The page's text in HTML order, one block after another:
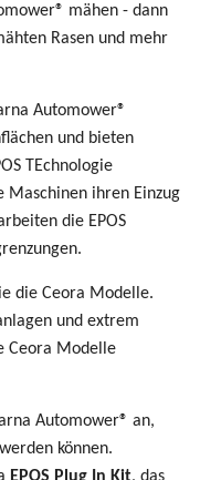
mähen - dann
Rasen und mehr
Automower®
und bieten
TEchnologie
Maschinen ihren Einzug
die EPOS
die Ceora Modelle.
und extrem
Ceora Modelle
Automower® an,
können.